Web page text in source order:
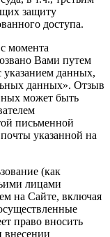
защиту
доступа.
момента
Вами путем
указанием данных,
данных». Отзыв
может быть
письменной
указанной на
(как
лицами
на Сайте, включая
право вносить
внесении